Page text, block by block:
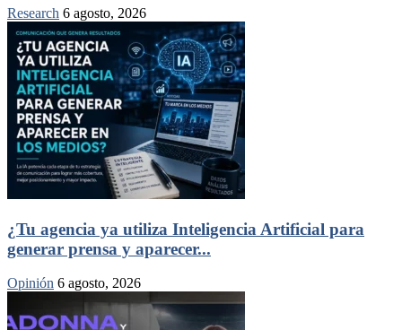
Research 6 agosto, 2026
¿Tu agencia ya utiliza Inteligencia Artificial para
generar prensa y aparecer...
Opinión 6 agosto, 2026